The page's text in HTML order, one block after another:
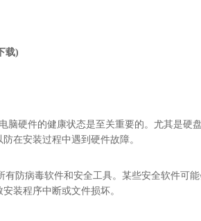
载)
硬件的健康状态是至关重要的。尤其是硬盘
在安装过程中遇到硬件故障。
防病毒软件和安全工具。某些安全软件可能
装程序中断或文件损坏。